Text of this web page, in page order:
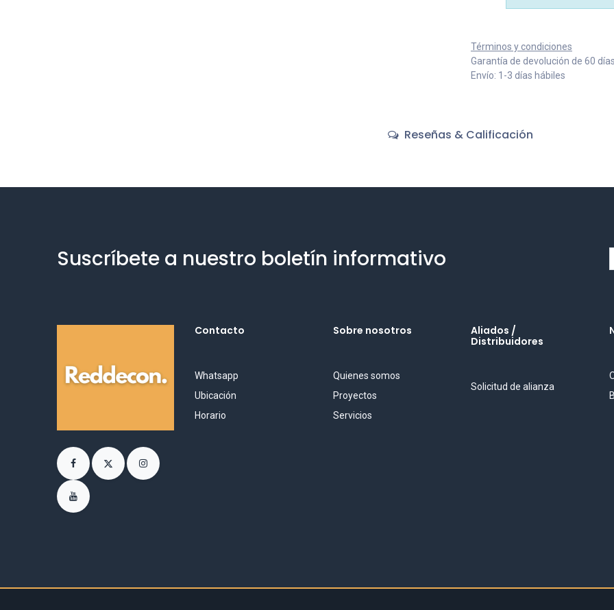
Términos y condiciones
Garantía de devolución de 60
Envío: 1-3 días hábiles
Reseñas & Calificación
Suscríbete a nuestro boletín informativo
Contacto
Whatsapp
Ubicación
Horario
Sobre nosotros
Quienes somos
Proyectos
Servicios
Aliados /
Distribuidores
Solicitud de alianza